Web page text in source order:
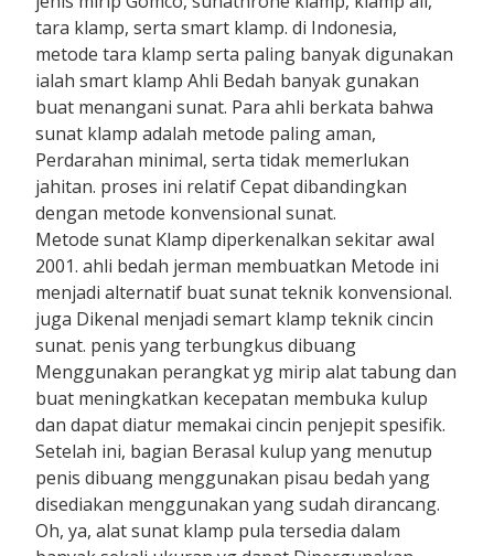
tara klamp, serta smart klamp. di Indonesia,
metode tara klamp serta paling banyak digunakan
ialah smart klamp Ahli Bedah banyak gunakan
buat menangani sunat. Para ahli berkata bahwa
sunat klamp adalah metode paling aman,
Perdarahan minimal, serta tidak memerlukan
jahitan. proses ini relatif Cepat dibandingkan
dengan metode konvensional sunat.
Metode sunat Klamp diperkenalkan sekitar awal
2001. ahli bedah jerman membuatkan Metode ini
menjadi alternatif buat sunat teknik konvensional.
juga Dikenal menjadi semart klamp teknik cincin
sunat. penis yang terbungkus dibuang
Menggunakan perangkat yg mirip alat tabung dan
buat meningkatkan kecepatan membuka kulup
dan dapat diatur memakai cincin penjepit spesifik.
Setelah ini, bagian Berasal kulup yang menutup
penis dibuang menggunakan pisau bedah yang
disediakan menggunakan yang sudah dirancang.
Oh, ya, alat sunat klamp pula tersedia dalam